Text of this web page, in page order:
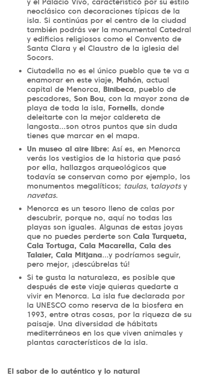
y el Palacio Vivó, característico por su estilo
neoclásico con decoraciones típicas de la
isla. Si continúas por el centro de la ciudad
también podrás ver la monumental Catedral
y edificios religiosos como el Convento de
Santa Clara y el Claustro de la iglesia del
Socors.
Ciutadella no es el único pueblo que te va a
enamorar en este viaje, Mahón, actual
capital de Menorca, Binibeca, pueblo de
pescadores, Son Bou, con la mayor zona de
playa de toda la isla, Fornells, donde
deleitarte con la mejor caldereta de
langosta…son otros puntos que sin duda
tienes que marcar en el mapa.
Un museo al aire libre: Así es, en Menorca
verás los vestigios de la historia que pasó
por ella, hallazgos arqueológicos que
todavía se conservan como por ejemplo, los
monumentos megalíticos; taulas, talayotsy
navetas.
Menorca es un tesoro lleno de calas por
descubrir, porque no, aquí no todas las
playas son iguales. Algunas de estas joyas
que no puedes perderte son Cala Turqueta,
Cala Tortuga, Cala Macarella, Cala des
Talaier, Cala Mitjana…y podríamos seguir,
pero mejor, ¡descúbrelas tú!
Si te gusta la naturaleza, es posible que
después de este viaje quieras quedarte a
vivir en Menorca. La isla fue declarada por
la UNESCO como reserva de la biosfera en
1993, entre otras cosas, por la riqueza de su
paisaje. Una diversidad de hábitats
mediterráneos en los que viven animales y
plantas característicos de la isla.
El sabor de lo auténtico y lo natural